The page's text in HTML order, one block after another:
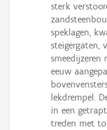
sterk
speklagen,
steigergaten,
smeedijzeren
eeuw
lekdrempel.
in een
treden met